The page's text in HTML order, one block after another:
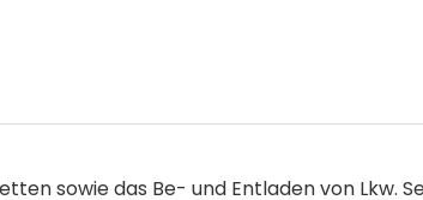
sowie das Be- und Entladen von Lkw.